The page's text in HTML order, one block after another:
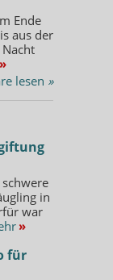
Ende
aus der
»
lesen »
in
war
»
für